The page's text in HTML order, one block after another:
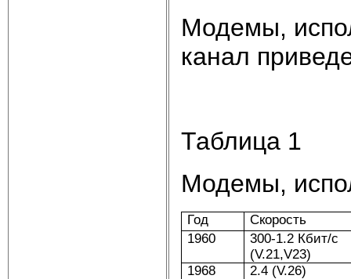
Модемы,
канал
Таблица 1
Модемы,
Год
Скорость
1960
300-1.2 Кбит/с
(V.21,V23)
1968
2.4 (V.26)